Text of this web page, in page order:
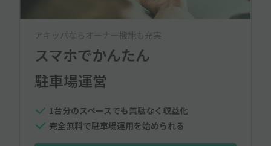
アキッパならオーナー機能も充実
スマホでかんたん
駐車場運営
1台分のスペースでも無駄なく収益化
完全無料で駐車場運用を始められる